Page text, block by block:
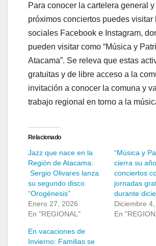
Para conocer la cartelera general
próximos conciertos puedes visitar
sociales Facebook e Instagram,
pueden visitar como “Música y
Atacama”. Se releva que estas
gratuitas y de libre acceso a la
invitación a conocer la comuna y
trabajo regional en torno a la
Relacionado
Jazz que nace en la
Región de Atacama:
Sergio Olivares lanza
su segundo disco
“Orogénesis”
Enero 27, 2026
En "REGIONAL"
“Música y
cierra su
conciertos
jornadas
durante
Diciembre
En
En vacaciones de
Invierno: Familias se